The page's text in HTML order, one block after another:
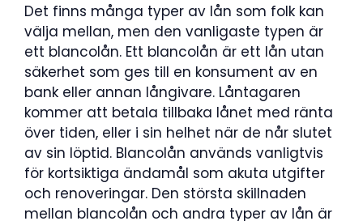
Det finns många typer av lån som folk kan
välja mellan, men den vanligaste typen är
ett blancolån. Ett blancolån är ett lån utan
säkerhet som ges till en konsument av en
bank eller annan långivare. Låntagaren
kommer att betala tillbaka lånet med ränta
över tiden, eller i sin helhet när de når slutet
av sin löptid. Blancolån används vanligtvis
för kortsiktiga ändamål som akuta utgifter
och renoveringar. Den största skillnaden
mellan blancolån och andra typer av lån är